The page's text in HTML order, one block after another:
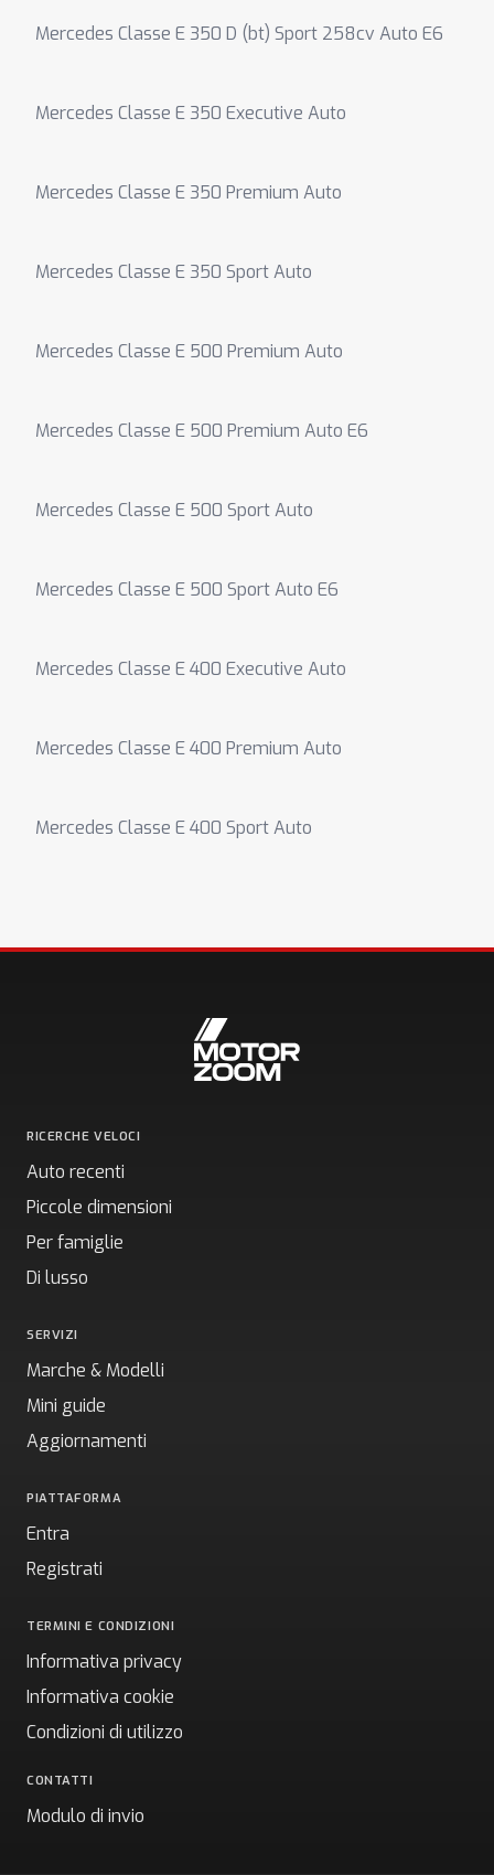
Mercedes Classe E 350 D (bt) Sport 258cv Auto E6
Mercedes Classe E 350 Executive Auto
Mercedes Classe E 350 Premium Auto
Mercedes Classe E 350 Sport Auto
Mercedes Classe E 500 Premium Auto
Mercedes Classe E 500 Premium Auto E6
Mercedes Classe E 500 Sport Auto
Mercedes Classe E 500 Sport Auto E6
Mercedes Classe E 400 Executive Auto
Mercedes Classe E 400 Premium Auto
Mercedes Classe E 400 Sport Auto
RICERCHE VELOCI
Auto recenti
Piccole dimensioni
Per famiglie
Di lusso
SERVIZI
Marche & Modelli
Mini guide
Aggiornamenti
PIATTAFORMA
Entra
Registrati
TERMINI E CONDIZIONI
Informativa privacy
Informativa cookie
Condizioni di utilizzo
CONTATTI
Modulo di invio